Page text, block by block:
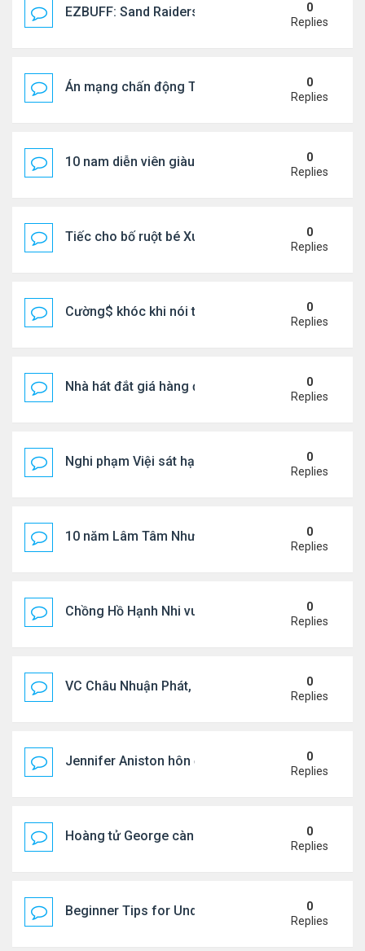
EZBUFF: Sand Raiders of Sophie Farming
0
Replies
Án mạng chấn động Thái lan: hai chị em người
0
Replies
10 nam diễn viên giàu nhất Trung Quốc 2026
0
Replies
Tiếc cho bố ruột bé Xuân Mai ở Mỹ
0
Replies
Cường$ khóc khi nói thật về hôn nhân
0
Replies
Nhà hát đắt giá hàng đầu tg ở VN
0
Replies
Nghi phạm Việi sát hại cụ bà 91 tuổi, phi tang xác
0
Replies
10 năm Lâm Tâm Như - Hoắc Kiến Hoa
0
Replies
Chồng Hồ Hạnh Nhi vui vẻ ôm người cũ của vợ
0
Replies
VC Châu Nhuận Phát, Lưu Gia Linh viếng vợ cũ ..
0
Replies
Jennifer Aniston hôn đắm đuối bạn trai trên du
0
Replies
Hoàng tử George càng lớn càng điển trai0
Replies
Beginner Tips for Understanding Diablo 4 Items
0
Replies